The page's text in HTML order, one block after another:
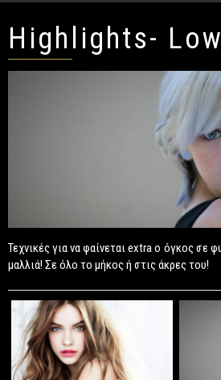
Highlights-
Τεχνικές για να φαίνεται extra ο όγκος σε
μαλλιά! Σε όλο το μήκος ή στις άκρες του!